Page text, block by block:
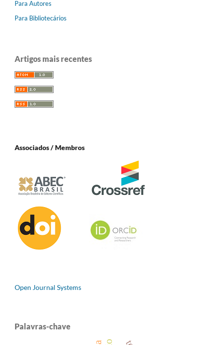
Para Autores
Para Bibliotecários
Artigos mais recentes
Associados / Membros
Open Journal Systems
Palavras-chave